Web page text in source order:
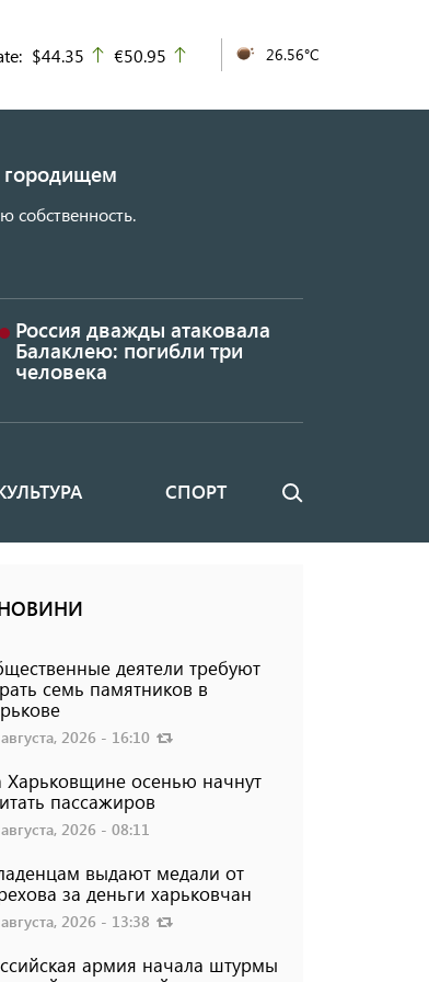
$44.35 up
€50.95 26.56°C
городищем
собственность.
Россия дважды атаковала
Балаклею: погибли три
человека
СПОРТ Поиск
деятели требуют
семь памятников в
2026 - 16:10
Харьковщине осенью начнут
пассажиров
2026 - 08:11
выдают медали от
за деньги харьковчан
2026 - 13:38
армия начала штурмы